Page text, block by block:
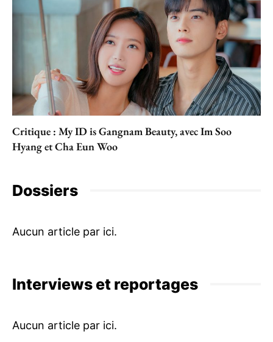
Critique : My ID is Gangnam Beauty, avec Im Soo
Hyang et Cha Eun Woo
Dossiers
Interviews et reportages